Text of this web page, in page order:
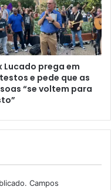
Lucado prega em
e pede que as
“se voltem para
Campos